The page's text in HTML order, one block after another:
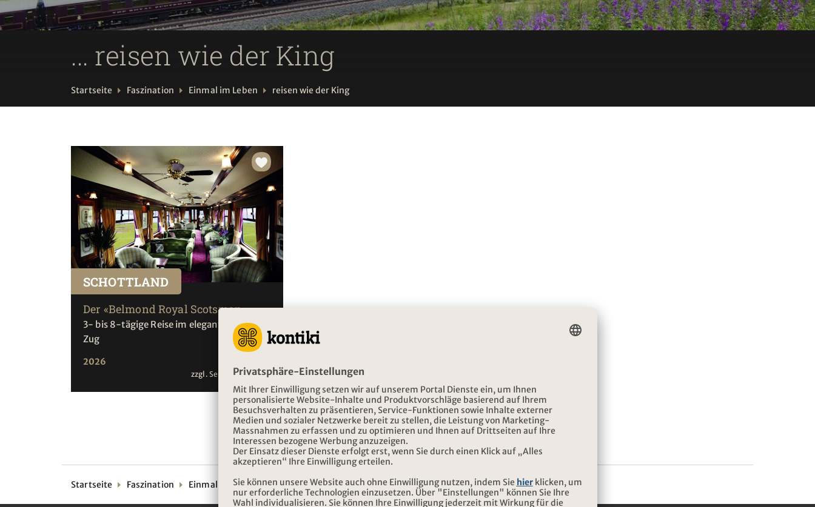
... reisen wie der King
Startseite Faszination Einmal im Leben reisen wie der King
SCHOTTLAND
Der «Belmond Royal Scotsman»
3- bis 8-tägige Reise im eleganten Luxus-
Zug
2026
zzgl. Servicehonorar
Startseite Faszination Einmal im Leben reisen wie der King